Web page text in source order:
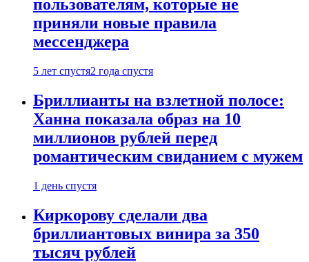
пользователям, которые не
приняли новые правила
мессенджера
5 лет спустя2 года спустя
Бриллианты на взлетной полосе:
Ханна показала образ на 10
миллионов рублей перед
романтическим свиданием с мужем
1 день спустя
Киркорову сделали два
бриллиантовых винира за 350
тысяч рублей